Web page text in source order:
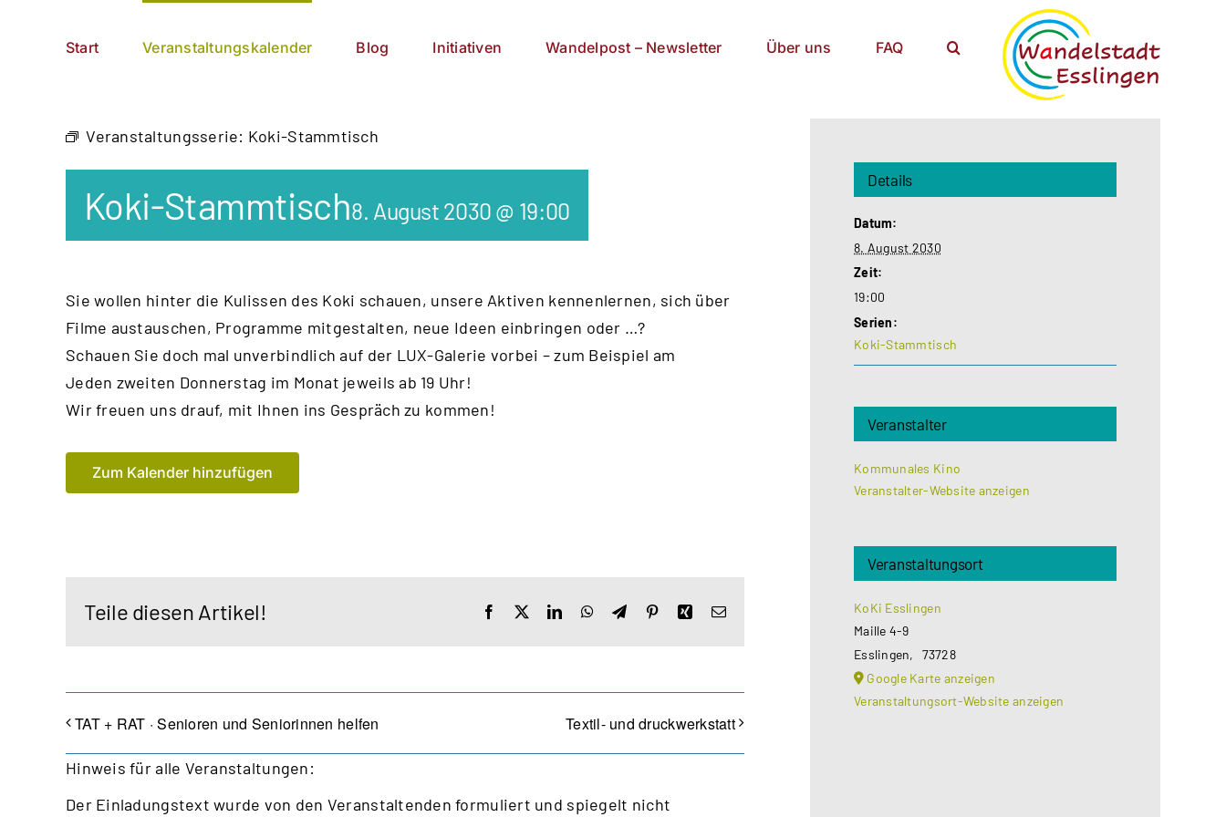
Start Veranstaltungskalender Blog Initiativen Wandelpost – Newsletter Über uns FAQ
Veranstaltungsserie: Koki-Stammtisch
Koki-Stammtisch8. August 2030 @ 19:00
Sie wollen hinter die Kulissen des Koki schauen, unsere Aktiven kennenlernen, sich über
Filme austauschen, Programme mitgestalten, neue Ideen einbringen oder …?
Schauen Sie doch mal unverbindlich auf der LUX-Galerie vorbei – zum Beispiel am
Jeden zweiten Donnerstag im Monat jeweils ab 19 Uhr!
Wir freuen uns drauf, mit Ihnen ins Gespräch zu kommen!
Zum Kalender hinzufügen
Teile diesen Artikel! Facebook LinkedInWhatsApp
TelegramPinterestXingE-
TAT + RAT · Senioren und Seniorinnen helfen Textil- und druckwerkstatt
Hinweis für alle Veranstaltungen:
Der Einladungstext wurde von den Veranstaltenden formuliert und spiegelt nicht
Details
Datum:
8. August 2030
Zeit:
19:00
Serien:
Koki-Stammtisch
Veranstalter
Kommunales Kino
Veranstalter-Website anzeigen
Veranstaltungsort
KoKi Esslingen
Maille 4-9
Esslingen,
73728
Google Karte anzeigen
Veranstaltungsort-Website anzeigen